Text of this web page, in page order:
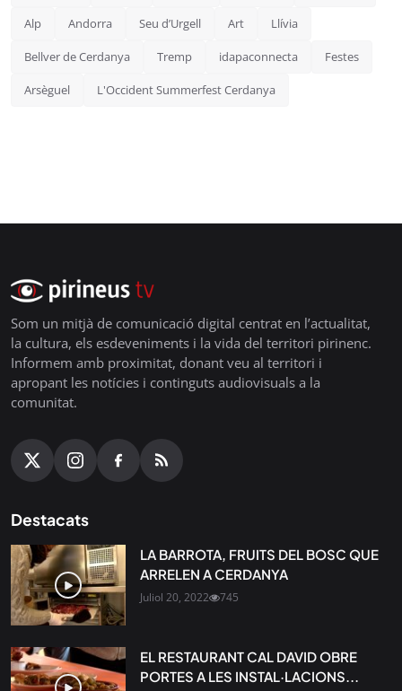
Alp Andorra Seu d’Urgell Art Llívia
Bellver de Cerdanya Tremp idapaconnecta Festes
Arsèguel L'Occident Summerfest Cerdanya
Som un mitjà de comunicació digital centrat en l’actualitat,
la cultura, els esdeveniments i la vida del territori pirinenc.
Informem amb proximitat, donant veu al territori i
apropant les notícies i continguts audiovisuals a la
comunitat.
Destacats
LA BARROTA, FRUITS DEL BOSC QUE
ARRELEN A CERDANYA
Juliol 20, 2022 745
EL RESTAURANT CAL DAVID OBRE
PORTES A LES INSTAL·LACIONS...